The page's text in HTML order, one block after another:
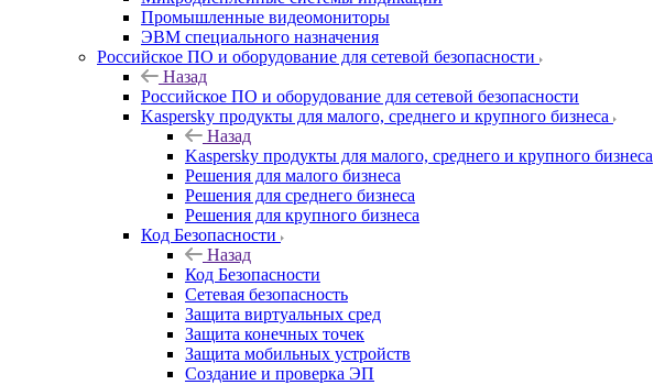
Промышленные видеомониторы
ЭВМ специального назначения
Российское ПО и оборудование для сетевой безопасности
Назад
Российское ПО и оборудование для сетевой безопасности
Kaspersky продукты для малого, среднего и крупного бизнеса
Назад
Kaspersky продукты для малого, среднего и крупного бизнеса
Решения для малого бизнеса
Решения для среднего бизнеса
Решения для крупного бизнеса
Код Безопасности
Назад
Код Безопасности
Сетевая безопасность
Защита виртуальных сред
Защита конечных точек
Защита мобильных устройств
Создание и проверка ЭП